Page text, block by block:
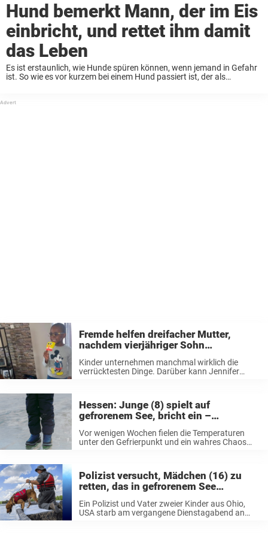
Hund bemerkt Mann, der im Eis
einbricht, und rettet ihm damit
das Leben
Es ist erstaunlich, wie Hunde spüren können, wenn jemand in Gefahr
ist. So wie es vor kurzem bei einem Hund passiert ist, der als
Fremde helfen dreifacher Mutter,
nachdem vierjähriger Sohn
SpongeBob-Eis im Wert von 2.619 US-
Dollar bestellte
Kinder unternehmen manchmal wirklich die
verrücktesten Dinge. Darüber kann Jennifer
gekauft. In den meisten Fällen kann der Schaden
...
Hessen: Junge (8) spielt auf
gefrorenem See, bricht ein –
Reanimationsversuche bleiben
erfolglos
Vor wenigen Wochen fielen die Temperaturen
unter den Gefrierpunkt und ein wahres Chaos
insbesondere Kinder über schneebedeckte
Wiesen und Berge, doch ...
Polizist versucht, Mädchen (16) zu
retten, das in gefrorenem See
feststeckt – er stirbt an einem
Herzinfarkt
Ein Polizist und Vater zweier Kinder aus Ohio,
USA starb am vergangene Dienstagabend an